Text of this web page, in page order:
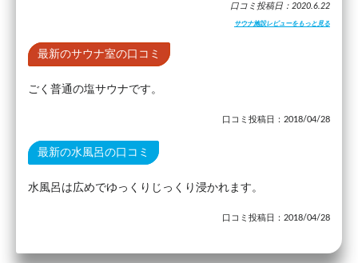
口コミ投稿日：2020.6.22
サウナ施設レビューをもっと見る
最新のサウナ室の口コミ
ごく普通の塩サウナです。
口コミ投稿日：2018/04/28
最新の水風呂の口コミ
水風呂は広めでゆっくりじっくり浸かれます。
口コミ投稿日：2018/04/28